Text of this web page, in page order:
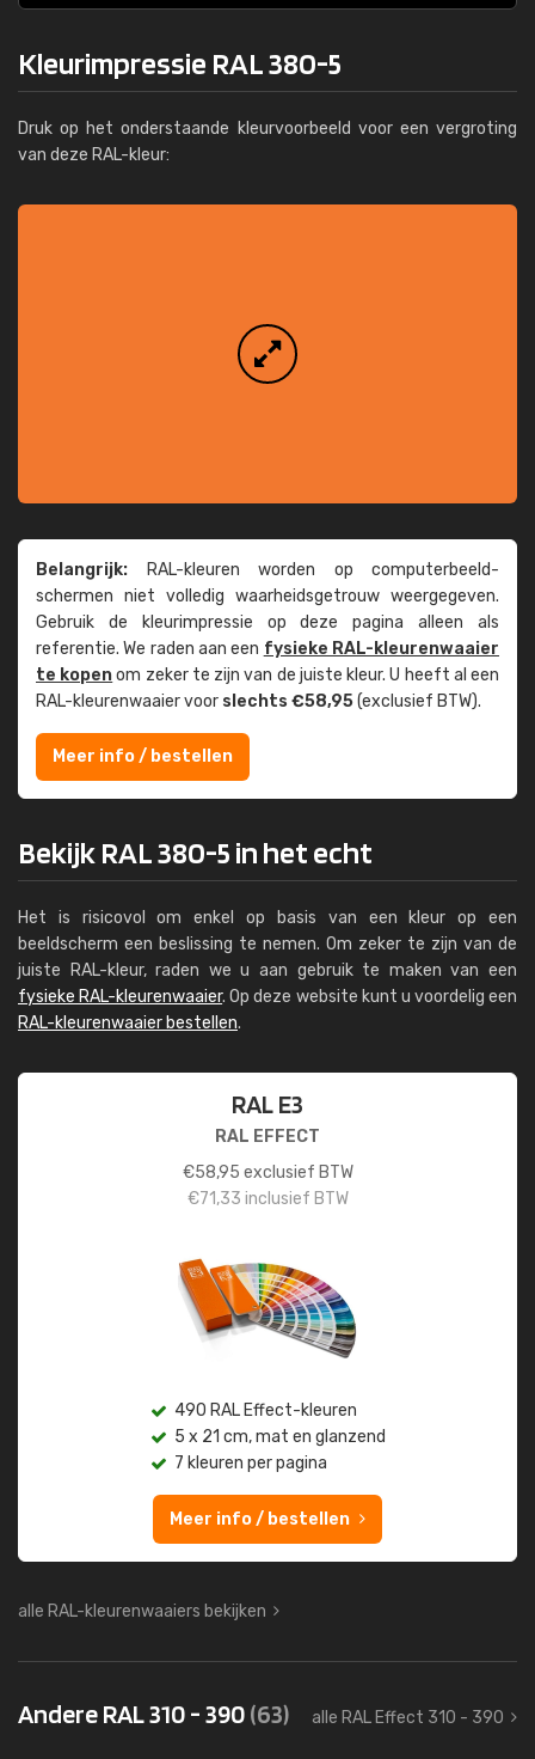
Kleurimpressie RAL 380-5
Druk op het onderstaande kleurvoorbeeld voor een vergroting
van deze RAL-kleur:
Belangrijk: RAL-kleuren worden op computer­beeld­
schermen niet volledig waarheids­­getrouw weer­gegeven.
Gebruik de kleur­impressie op deze pagina alleen als
referentie. We raden aan een fysieke RAL-kleuren­waaier
te kopenom zeker te zijn van de juiste kleur. U heeft al een
RAL-kleuren­waaier voor slechts €58,95(exclusief BTW).
Meer info / bestellen
Bekijk RAL 380-5 in het echt
Het is risicovol om enkel op basis van een kleur op een
beeldscherm een beslissing te nemen. Om zeker te zijn van de
juiste RAL-kleur, raden we u aan gebruik te maken van een
fysieke RAL-kleurenwaaier. Op deze website kunt u voordelig een
RAL-kleurenwaaier bestellen.
RAL E3
RAL EFFECT
€58,95 exclusief BTW
€71,33 inclusief BTW
490 RAL Effect-kleuren
5 x 21 cm, mat en glanzend
7 kleuren per pagina
Meer info / bestellen
alle RAL-kleurenwaaiers bekijken
Andere RAL 310 - 390(63) alle RAL Effect 310 - 390